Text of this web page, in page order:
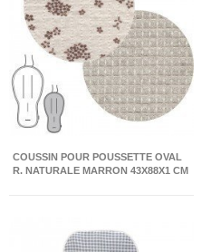
COUSSIN POUR POUSSETTE OVAL
R. NATURALE MARRON 43X88X1 CM